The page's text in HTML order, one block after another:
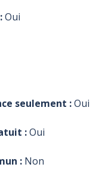
Oui
seulement :Oui
:Oui
: Non